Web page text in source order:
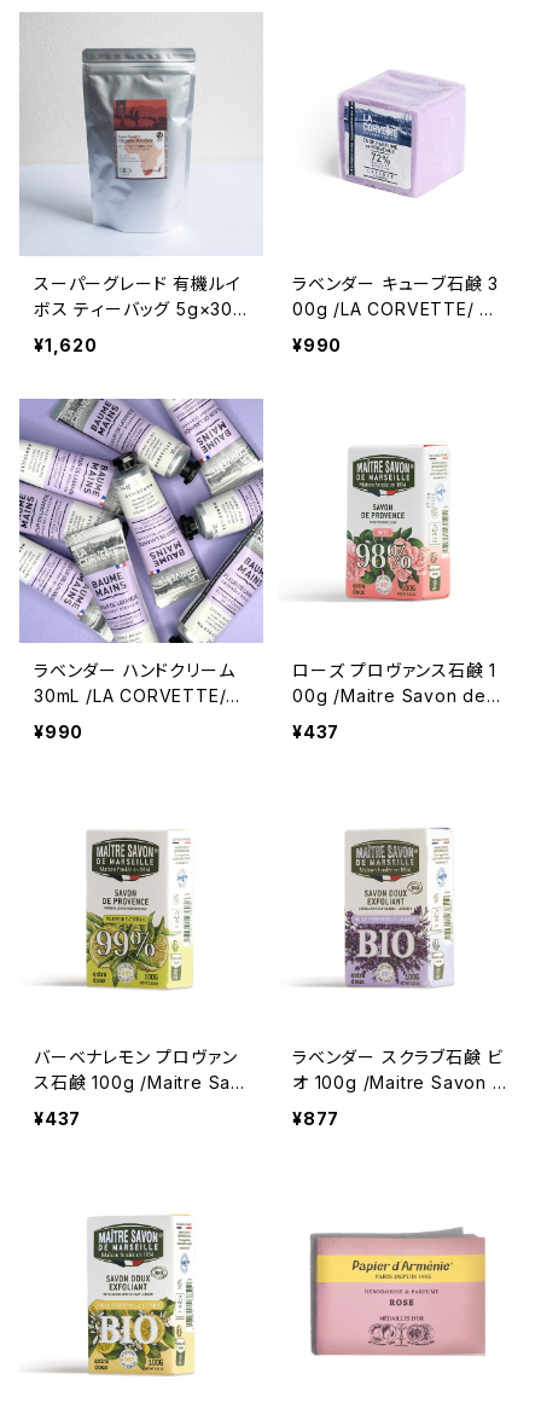
スーパーグレード 有機ルイ
ボス ティーバッグ 5g×30
包入 有機JAS認証取得 オ
ーガニックルイボスティー
¥1,620
ラベンダー キューブ石鹸 3
00g /LA CORVETTE/ ラ・
コルベット ＜フランス製＞
¥990
ラベンダー ハンドクリーム
30mL /LA CORVETTE/
ラ・コルベット ＜フランス製
¥990
ローズ プロヴァンス石鹸 1
00g /Maitre Savon de
Marseille/メートル・サボ
¥437
バーベナレモン プロヴァン
ス石鹸 100g /Maitre Sav
on de Marseille/メート
¥437
ラベンダー スクラブ石鹸 ビ
オ 100g /Maitre Savon d
e Marseille/メートル・サボ
¥877